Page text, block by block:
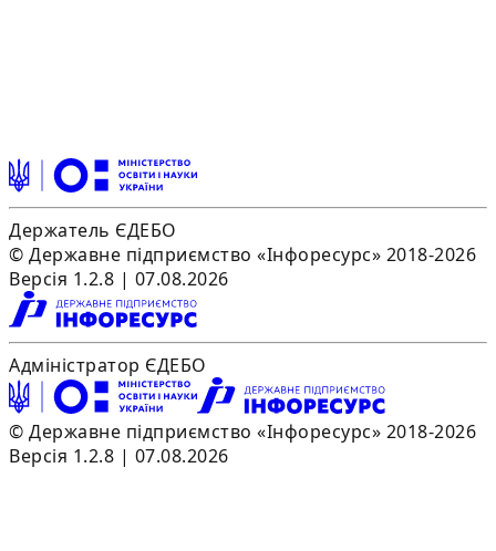
Держатель ЄДЕБО
© Державне підприємство «Інфоресурс» 2018-2026
Версія 1.2.8 | 07.08.2026
Адміністратор ЄДЕБО
© Державне підприємство «Інфоресурс» 2018-2026
Версія 1.2.8 | 07.08.2026